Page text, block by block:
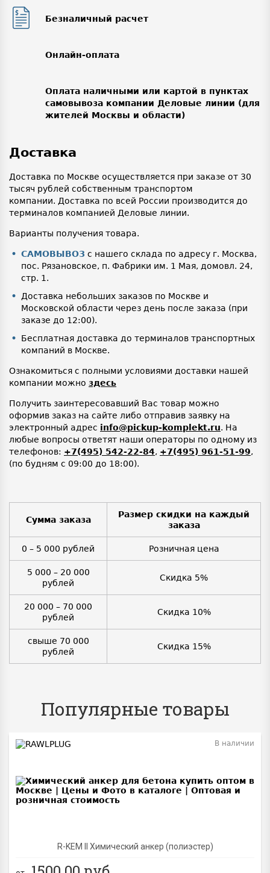
Безналичный расчет
Онлайн-оплата
Оплата наличными или картой в пунктах
самовывоза компании Деловые линии (для
жителей Москвы и области)
Доставка
Доставка по Москве осуществляется при заказе от 30
тысяч рублей собственным транспортом
компании. Доставка по всей России производится до
терминалов компанией Деловые линии.
Варианты получения товара.
САМОВЫВОЗ с нашего склада по адресу г. Москва,
пос. Рязановское, п. Фабрики им. 1 Мая, домовл. 24,
стр. 1.
Доставка небольших заказов по Москве и
Московской области через день после заказа (при
заказе до 12:00).
Бесплатная доставка до терминалов транспортных
компаний в Москве.
Ознакомиться с полными условиями доставки нашей
компании можно здесь
Получить заинтересовавший Вас товар можно
оформив заказ на сайте либо отправив заявку на
электронный адрес info@pickup-komplekt.ru. На
любые вопросы ответят наши операторы по одному из
телефонов: +7(495) 542-22-84, +7(495) 961-51-99,
(по будням с 09:00 до 18:00).
Сумма заказа
Размер скидки на каждый
заказа
0 – 5 000 рублей Розничная цена
5 000 – 20 000
рублей
Скидка 5%
20 000 – 70 000
рублей
Скидка 10%
свыше 70 000
рублей
Скидка 15%
Популярные товары
R-KEM II Химический анкер (полиэстер)
В наличии